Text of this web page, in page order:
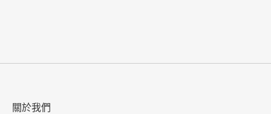
關於我們